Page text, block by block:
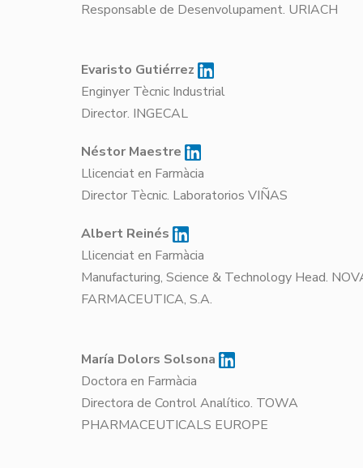
Responsable de Desenvolupament.
Evaristo Gutiérrez
Enginyer Tècnic Industrial
Director. INGECAL
Néstor Maestre
Llicenciat en Farmàcia
Director Tècnic. Laboratorios VIÑAS
Albert Reinés
Llicenciat en Farmàcia
Manufacturing, Science & Technology Head.
FARMACEUTICA,
María Dolors Solsona
Doctora en Farmàcia
Directora de Control Analítico. TOWA
PHARMACEUTICALS EUROPE